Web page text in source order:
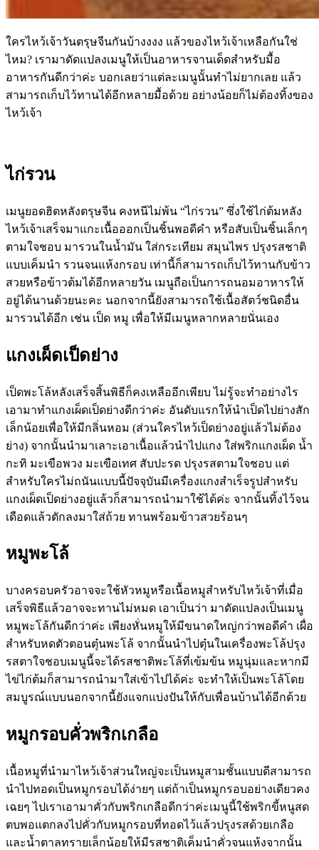
ใครไหว้เจ้าวันตรุษจีนกันบ้างงงง แล้วของไหว้เจ้าเหลือกันใช่
ไหม? เรามาดัดแปลงเมนูให้เป็นอาหารจานเด็ดสำหรับมื้อ
อาหารกันดีกว่าค่ะ บอกเลยว่าแต่ละเมนูนั้นทำไม่ยากเลย แล้ว
สามารถเก็บไว้ทานได้อีกหลายมื้อด้วย อย่างน้อยก็ไม่ต้องทิ้งของ
ไหว้เจ้า
ไก่รวน
เมนูยอดฮิตหลังตรุษจีน คงหนีไม่พ้น “ไก่รวน” ซึ่งใช้ไก่ต้มหลัง
ไหว้เจ้าเสร็จมาแกะเนื้อออกเป็นชิ้นพอดีคำ หรือสับเป็นชิ้นเล็กๆ
ตามใจชอบ มารวนในน้ำมัน ใส่กระเทียม สมุนไพร ปรุงรสชาติ
แบบเค็มนำ รวนจนแห้งกรอบ เท่านี้ก็สามารถเก็บไว้ทานกับข้าว
สวยหรือข้าวต้มได้อีกหลายวัน เมนูถือเป็นการถนอมอาหารให้
อยู่ได้นานด้วยนะคะ นอกจากนี้ยังสามารถใช้เนื้อสัตว์ชนิดอื่น
มารวนได้อีก เช่น เป็ด หมู เพื่อให้มีเมนูหลากหลายนั่นเอง
แกงเผ็ดเป็ดย่าง
เป็ดพะโล้หลังเสร็จสิ้นพิธีก็คงเหลืออีกเพียบ ไม่รู้จะทำอย่างไร
เอามาทำแกงเผ็ดเป็ดย่างดีกว่าค่ะ อันดับแรกให้นำเป็ดไปย่างสัก
เล็กน้อยเพื่อให้มีกลิ่นหอม (ส่วนใครไหว้เป็ดย่างอยู่แล้วไม่ต้อง
ย่าง) จากนั้นนำมาเลาะเอาเนื้อแล้วนำไปแกง ใส่พริกแกงเผ็ด น้ำ
กะทิ มะเขือพวง มะเขือเทศ สับปะรด ปรุงรสตามใจชอบ แต่
สำหรับใครไม่ถนันแบบนี้ปัจจุบันมีเครื่องแกงสำเร็จรูปสำหรับ
แกงเผ็ดเป็ดย่างอยู่แล้วก็สามารถนำมาใช้ได้ค่ะ จากนั้นทิ้งไว้จน
เดือดแล้วตักลงมาใส่ถ้วย ทานพร้อมข้าวสวยร้อนๆ
หมูพะโล้
บางครอบครัวอาจจะใช้หัวหมูหรือเนื้อหมูสำหรับไหว้เจ้าที่เมื่อ
เสร็จพิธีแล้วอาจจะทานไม่หมด เอาเป็นว่า มาดัดแปลงเป็นเมนู
หมูพะโล้กันดีกว่าค่ะ เพียงหั่นหมูให้มีขนาดใหญ่กว่าพอดีคำ เผื่อ
สำหรับหดตัวตอนตุ๋นพะโล้ จากนั้นนำไปตุ๋นในเครื่องพะโล้ปรุง
รสตาใจชอบเมนูนี้จะได้รสชาติพะโล้ที่เข้มข้น หมูนุ่มและหากมี
ไข่ไก่ต้มก็สามารถนำมาใส่เข้าไปได้ค่ะ จะทำให้เป็นพะโล้โดย
สมบูรณ์แบบนอกจากนี้ยังแจกแบ่งปันให้กับเพื่อนบ้านได้อีกด้วย
หมูกรอบคั่วพริกเกลือ
เนื้อหมูที่นำมาไหว้เจ้าส่วนใหญ่จะเป็นหมูสามชั้นแบบดีสามารถ
นำไปทอดเป็นหมูกรอบได้ง่ายๆ แต่ถ้าเป็นหมูกรอบอย่างเดียวคง
เฉยๆ ไปเราเอามาคั่วกับพริกเกลือดีกว่าค่ะเมนูนี้ใช้พริกขี้หนูสด
ตบพอแตกลงไปคั่วกับหมูกรอบที่ทอดไว้แล้วปรุงรสด้วยเกลือ
และน้ำตาลทรายเล็กน้อยให้มีรสชาติเค็มนำคั่วจนแห้งจากนั้น